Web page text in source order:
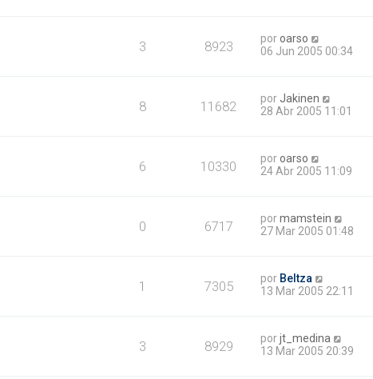
3 8923 poroarso
06 Jun 2005 00:34
8 11682 por Jakinen
28 Abr 2005 11:01
6 10330 poroarso
24 Abr 2005 11:09
0 6717 pormamstein
27 Mar 2005 01:48
1 7305 por Beltza
13 Mar 2005 22:11
3 8929 porjt_medina
13 Mar 2005 20:39